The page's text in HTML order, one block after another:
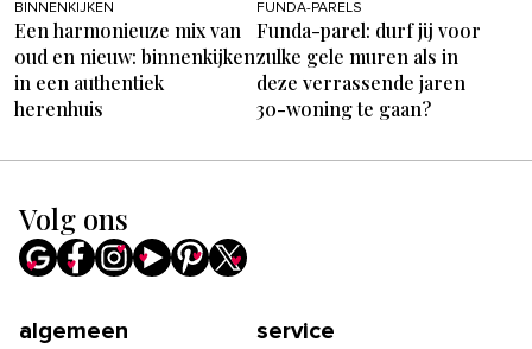
BINNENKIJKEN
Een harmonieuze mix van
oud en nieuw: binnenkijken
in een authentiek
herenhuis
FUNDA-PARELS
Funda-parel: durf jij voor
zulke gele muren als in
deze verrassende jaren
30-woning te gaan?
Volg ons
algemeen
service